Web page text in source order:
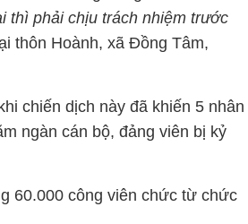
thì phải chịu trách nhiệm trước
thôn Hoành, xã Đồng Tâm,
chiến dịch này đã khiến 5 nhân
ngàn cán bộ, đảng viên bị kỷ
60.000 công viên chức từ chức